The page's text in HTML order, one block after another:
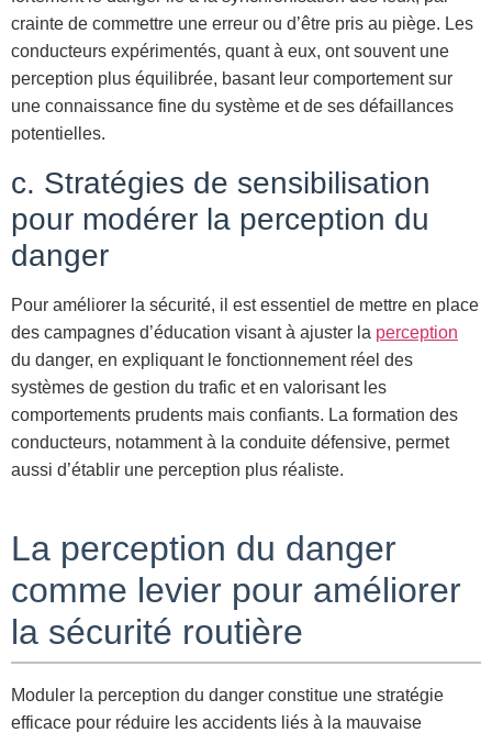
crainte de commettre une erreur ou d’être pris au piège. Les
conducteurs expérimentés, quant à eux, ont souvent une
perception plus équilibrée, basant leur comportement sur
une connaissance fine du système et de ses défaillances
potentielles.
c. Stratégies de sensibilisation
pour modérer la perception du
danger
Pour améliorer la sécurité, il est essentiel de mettre en place
des campagnes d’éducation visant à ajuster la perception
du danger, en expliquant le fonctionnement réel des
systèmes de gestion du trafic et en valorisant les
comportements prudents mais confiants. La formation des
conducteurs, notamment à la conduite défensive, permet
aussi d’établir une perception plus réaliste.
La perception du danger
comme levier pour améliorer
la sécurité routière
Moduler la perception du danger constitue une stratégie
efficace pour réduire les accidents liés à la mauvaise